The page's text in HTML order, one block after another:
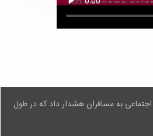
به مسافران هشدار داد که در طول